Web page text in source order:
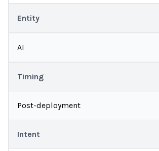
Entity
AI
Timing
Post-deployment
Intent